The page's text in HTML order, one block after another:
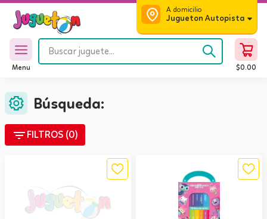
A domicilio
Jugueton Autopista
Menu $0.00
Búsqueda:
filter_list FILTROS (0)